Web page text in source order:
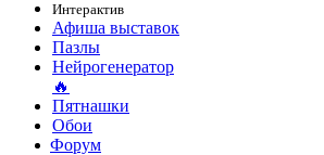
Интерактив
Афиша выставок
Пазлы
Нейрогенератор
🔥
Пятнашки
Обои
Форум